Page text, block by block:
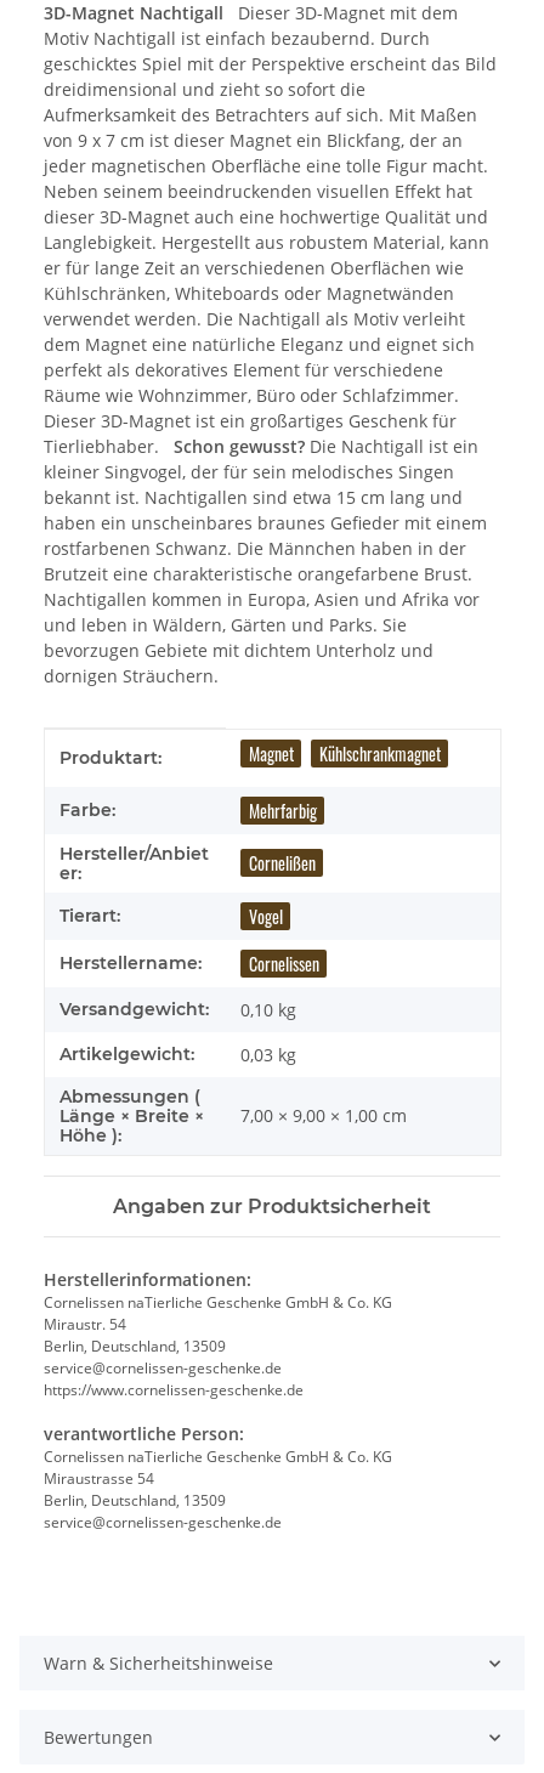
3D-Magnet Nachtigall Dieser 3D-Magnet mit dem
Motiv Nachtigall ist einfach bezaubernd. Durch
geschicktes Spiel mit der Perspektive erscheint das Bild
dreidimensional und zieht so sofort die
Aufmerksamkeit des Betrachters auf sich. Mit Maßen
von 9 x 7 cm ist dieser Magnet ein Blickfang, der an
jeder magnetischen Oberfläche eine tolle Figur macht.
Neben seinem beeindruckenden visuellen Effekt hat
dieser 3D-Magnet auch eine hochwertige Qualität und
Langlebigkeit. Hergestellt aus robustem Material, kann
er für lange Zeit an verschiedenen Oberflächen wie
Kühlschränken, Whiteboards oder Magnetwänden
verwendet werden. Die Nachtigall als Motiv verleiht
dem Magnet eine natürliche Eleganz und eignet sich
perfekt als dekoratives Element für verschiedene
Räume wie Wohnzimmer, Büro oder Schlafzimmer.
Dieser 3D-Magnet ist ein großartiges Geschenk für
Tierliebhaber. Schon gewusst? Die Nachtigall ist ein
kleiner Singvogel, der für sein melodisches Singen
bekannt ist. Nachtigallen sind etwa 15 cm lang und
haben ein unscheinbares braunes Gefieder mit einem
rostfarbenen Schwanz. Die Männchen haben in der
Brutzeit eine charakteristische orangefarbene Brust.
Nachtigallen kommen in Europa, Asien und Afrika vor
und leben in Wäldern, Gärten und Parks. Sie
bevorzugen Gebiete mit dichtem Unterholz und
dornigen Sträuchern.
Produkteigenschaft
Wert
Produktart: Magnet Kühlschrankmagnet
Farbe: Mehrfarbig
Hersteller/Anbiet
er:
Cornelißen
Tierart: Vogel
Herstellername: Cornelissen
Versandgewicht: 0,10 kg
Artikelgewicht: 0,03 kg
Abmessungen (
Länge × Breite ×
Höhe ):
7,00 × 9,00 × 1,00 cm
Angaben zur Produktsicherheit
Herstellerinformationen:
Cornelissen naTierliche Geschenke GmbH & Co. KG
Miraustr. 54
Berlin, Deutschland, 13509
service@cornelissen-geschenke.de
https://www.cornelissen-geschenke.de
verantwortliche Person:
Cornelissen naTierliche Geschenke GmbH & Co. KG
Miraustrasse 54
Berlin, Deutschland, 13509
service@cornelissen-geschenke.de
Warn & Sicherheitshinweise
Bewertungen